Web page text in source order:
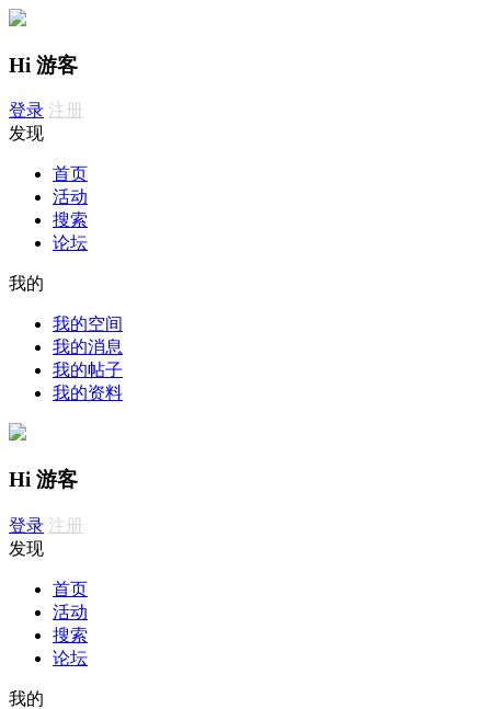
Hi 游客
登录 注册
发现
首页
活动
搜索
论坛
我的
我的空间
我的消息
我的帖子
我的资料
Hi 游客
登录 注册
发现
首页
活动
搜索
论坛
我的